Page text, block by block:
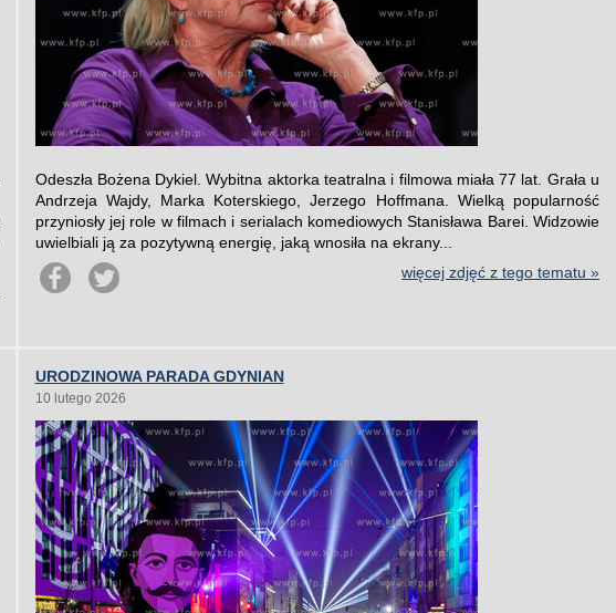
Odeszła Bożena Dykiel. Wybitna aktorka teatralna i filmowa miała 77 lat. Grała u
Andrzeja Wajdy, Marka Koterskiego, Jerzego Hoffmana. Wielką popularność
przyniosły jej role w filmach i serialach komediowych Stanisława Barei. Widzowie
uwielbiali ją za pozytywną energię, jaką wnosiła na ekrany...
więcej zdjęć z tego tematu »
URODZINOWA PARADA GDYNIAN
10 lutego 2026